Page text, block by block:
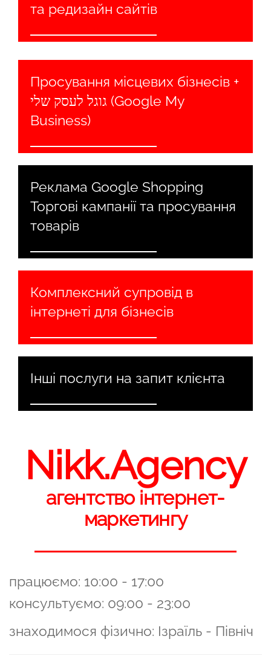
та редизайн сайтів
Просування місцевих бізнесів +
גוגל לעסק שלי (Google My
Business)
Реклама Google Shopping
Торгові кампанії та просування
товарів
Комплексний супровід в
інтернеті для бізнесів
Інші послуги на запит клієнта
Nikk.Agency
агентство інтернет-
маркетингу
працюємо: 10:00 - 17:00
консультуємо: 09:00 - 23:00
знаходимося фізично: Ізраїль - Північ